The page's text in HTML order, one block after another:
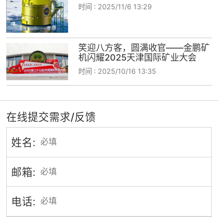
时间 : 2025/11/6 13:29
笑迎八方客，圆满收官——金鹏矿
机闪耀2025天津国际矿业大会
时间 : 2025/10/16 13:35
在线提交需求/反馈
姓名:
邮箱:
电话: